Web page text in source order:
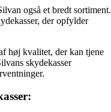
også et bredt sortiment.
der opfylder
høj kvalitet, der kan tjene
skydekasser